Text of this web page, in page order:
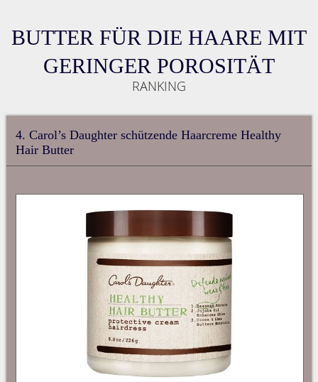
BUTTER FÜR DIE HAARE MIT
GERINGER POROSITÄT
RANKING
4. Carol’s Daughter schützende Haarcreme Healthy
Hair Butter